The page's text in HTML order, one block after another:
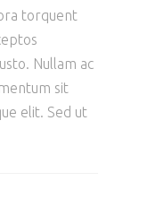
torquent
Nullam ac
sit
elit. Sed ut